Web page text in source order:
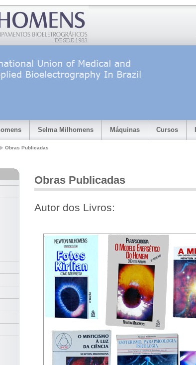
Selma Milhomens Máquinas Cursos
Obras Publicadas
Obras Publicadas
Autor dos Livros: